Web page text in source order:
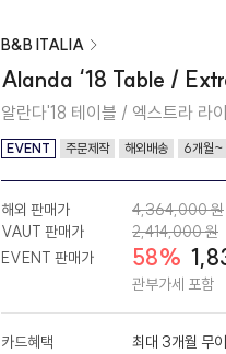
B&B ITALIA
Alanda ‘18 Table /
알란다'18 테이블 / 엑스트라 라
EVENT 주문제작 해외배송 6개월~
해외 판매가
4,364,000 원
VAUT 판매가
2,414,000 원
EVENT 판매가
58%
관부가세 포함
카드혜택 최대 3개월 무